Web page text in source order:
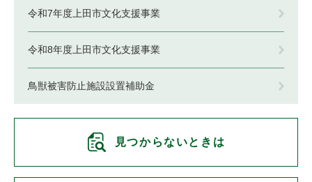
令和7年度上田市文化支援事業
令和8年度上田市文化支援事業
鳥獣被害防止施設設置補助金
見つからないときは